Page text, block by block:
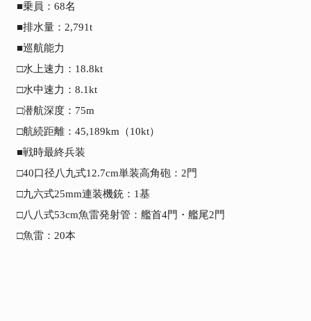
■乗員：68名
■排水量：2,791t
■巡航能力
□水上速力：18.8kt
□水中速力：8.1kt
□潜航深度：75m
□航続距離：45,189km（10kt）
■戦時最終兵装
□40口径八九式12.7cm単装高角砲：2門
□九六式25mm連装機銃：1基
□八八式53cm魚雷発射管：艦首4門・艦尾2門
□魚雷：20本